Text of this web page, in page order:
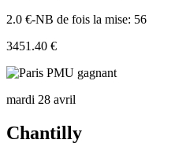
2.0 €-NB de fois la mise: 56
3451.40 €
mardi 28 avril
Chantilly